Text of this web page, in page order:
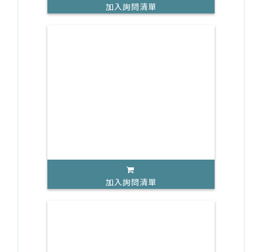
加入詢問清單
加入詢問清單